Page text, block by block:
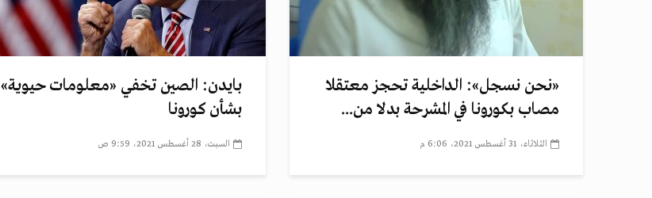
«نحن نسجل»: الداخلية تحجز معتقلا
مصاب بكورونا في المشرحة بدلا من...
الثلاثاء، 31 أغسطس 2021، 6:06 م
بايدن: الصين تخفي «معلومات حيوية»
بشأن كورونا
السبت، 28 أغسطس 2021، 9:59 ص